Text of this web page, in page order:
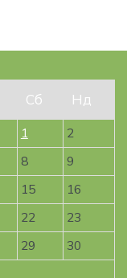
Сб Нд
1
2
8
9
15
16
22
23
29
30